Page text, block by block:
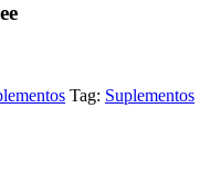
Tag: Suplementos